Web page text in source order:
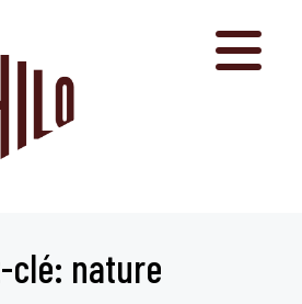
clé: nature